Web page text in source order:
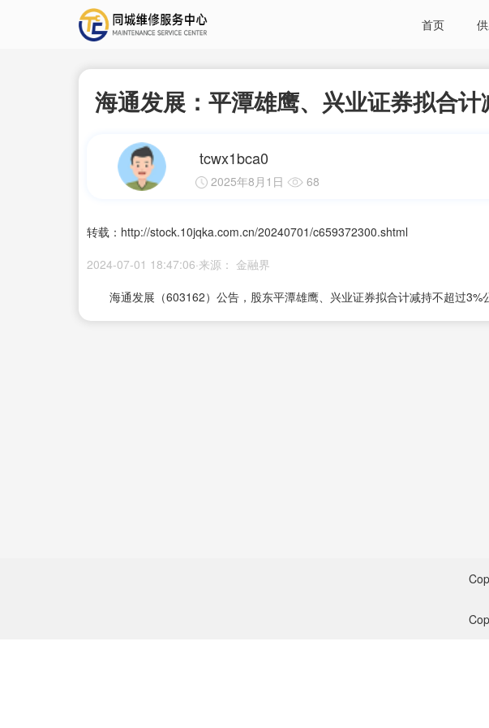
首页
海通发展：平潭雄鹰、兴业证券拟合
tcwx1bca0
2025年8月1日 68
转载：http://stock.10jqka.com.cn/20240701/c659372300.shtml
2024-07-01 18:47:06·来源： 金融界
海通发展 （603162）公告，股东平潭雄鹰、兴业证券拟合计减持不超过3%